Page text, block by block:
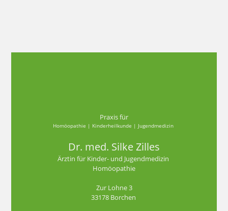
Praxis für
Homöopathie | Kinderheilkunde | Jugendmedizin
Dr. med. Silke Zilles
Ärztin für Kinder- und Jugendmedizin
Homöopathie
Zur Lohne 3
33178 Borchen